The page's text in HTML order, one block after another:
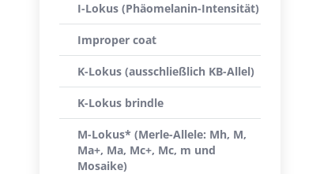
I-Lokus (Phäomelanin-Intensität)
Improper coat
K-Lokus (ausschließlich KB-Allel)
K-Lokus brindle
M-Lokus* (Merle-Allele: Mh, M,
Ma+, Ma, Mc+, Mc, m und
Mosaike)